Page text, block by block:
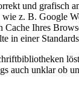
und grafisch
z. B. Google
Cache Ihres
in einer
auch unklar ob